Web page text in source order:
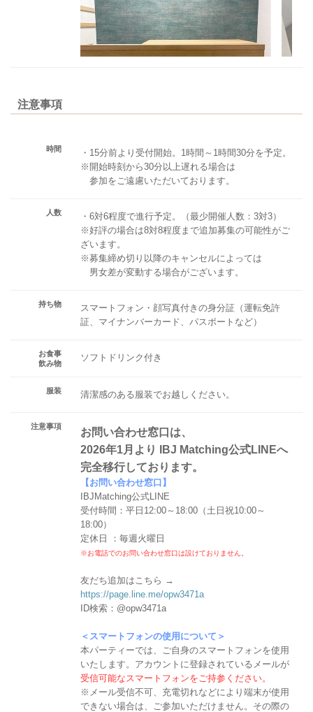
注意事項
時間
・15分前より受付開始。1時間～1時間30分を予定。
※開始時刻から30分以上遅れる場合は
参加をご遠慮いただいております。
人数
・6対6程度で進行予定。（最少開催人数：3対3）
※好評の場合は8対8程度まで追加募集の可能性がご
ざいます。
※募集締め切り以降のキャンセルによっては
男女差が変動する場合がございます。
持ち物
スマートフォン・顔写真付きの身分証（運転免許
証、マイナンバーカード、パスポートなど）
お食事
飲み物
ソフトドリンク付き
服装 清潔感のある服装でお越しください。
注意事項
お問い合わせ窓口は、
2026年1月より IBJ Matching公式LINEへ
完全移行しております。
【お問い合わせ窓口】
IBJMatching公式LINE
受付時間：平日12:00～18:00（土日祝10:00～
18:00）
定休日 ：毎週火曜日
※お電話でのお問い合わせ窓口は設けておりません。
友だち追加はこちら →
https://page.line.me/opw3471a
ID検索：@opw3471a
＜スマートフォンの使用について＞
本パーティーでは、ご自身のスマートフォンを使用
いたします。アカウントに登録されているメールが
受信可能なスマートフォンをご持参ください。
※メール受信不可、充電切れなどにより端末が使用
できない場合は、ご参加いただけません。その際の